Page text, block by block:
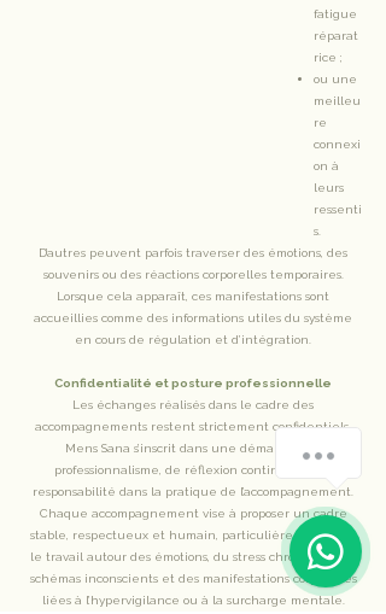
fatigue
réparat
rice ;
ou une
meilleu
re
connexi
on à
leurs
ressenti
s.
D’autres peuvent parfois traverser des émotions, des
souvenirs ou des réactions corporelles temporaires.
Lorsque cela apparaît, ces manifestations sont
accueillies comme des informations utiles du système
en cours de régulation et d’intégration.
Confidentialité et posture professionnelle
Les échanges réalisés dans le cadre des
accompagnements restent strictement confidentiels.
Mens Sana s’inscrit dans une démarche de
professionnalisme, de réflexion continue et de
responsabilité dans la pratique de l’accompagnement.
Chaque accompagnement vise à proposer un cadre
stable, respectueux et humain, particulièrement dans
le travail autour des émotions, du stress chronique, des
schémas inconscients et des manifestations corporelles
liées à l’hypervigilance ou à la surcharge mentale.